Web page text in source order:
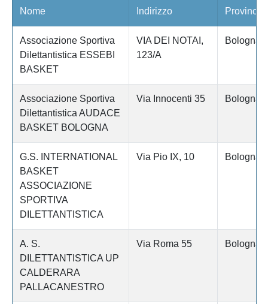
Nome Indirizzo Provincia
Associazione Sportiva
Dilettantistica ESSEBI
BASKET
VIA DEI NOTAI,
123/A
Bologna
Associazione Sportiva
Dilettantistica AUDACE
BASKET BOLOGNA
Via Innocenti 35 Bologna
G.S. INTERNATIONAL
BASKET
ASSOCIAZIONE
SPORTIVA
DILETTANTISTICA
Via Pio IX, 10 Bologna
A. S.
DILETTANTISTICA UP
CALDERARA
PALLACANESTRO
Via Roma 55 Bologna